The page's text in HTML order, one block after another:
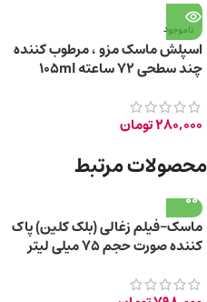
ناموجود
اسپلش ماسک مزو ، مرطوب کننده
چند سطحی ۷۲ ساعته 105ml
280,000تومان
محصولات مرتبط
ماسک-فیلم زغالی (بلک کلین) پاک
کننده صورت حجم ۷۵ میلی لیتر